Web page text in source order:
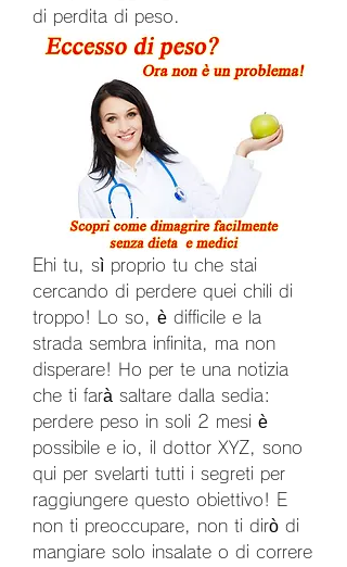
di perdita di peso.
Ehi tu, sì proprio tu che stai
cercando di perdere quei chili di
troppo! Lo so, è difficile e la
strada sembra infinita, ma non
disperare! Ho per te una notizia
che ti farà saltare dalla sedia:
perdere peso in soli 2 mesi è
possibile e io, il dottor XYZ, sono
qui per svelarti tutti i segreti per
raggiungere questo obiettivo! E
non ti preoccupare, non ti dirò di
mangiare solo insalate o di correre